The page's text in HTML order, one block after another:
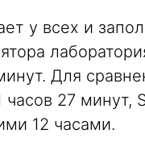
у всех и
Для
часов 27 минут,
12 часами.